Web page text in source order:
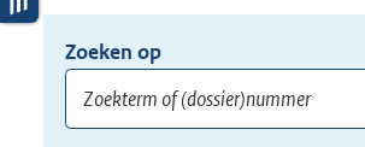
Opnieuw
zoeken:
Zoeken op